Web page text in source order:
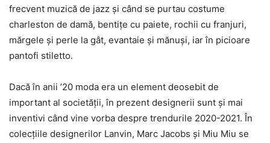
frecvent muzică de jazz și când se purtau costume
charleston de damă, bentițe cu paiete, rochii cu franjuri,
mărgele și perle la gât, evantaie și mănuși, iar în picioare
pantofi stiletto.
Dacă în anii ’20 moda era un element deosebit de
important al societății, în prezent designerii sunt și mai
inventivi când vine vorba despre trendurile 2020-2021. În
colecțiile designerilor Lanvin, Marc Jacobs și Miu Miu se